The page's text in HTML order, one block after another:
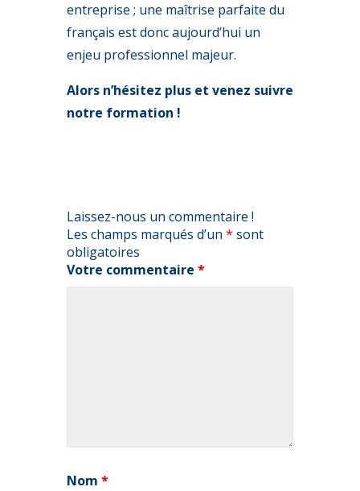
entreprise ; une maîtrise parfaite du
français est donc aujourd’hui un
enjeu professionnel majeur.
Alors n’hésitez plus et venez suivre
notre formation !
Laissez-nous un commentaire !
Les champs marqués d’un * sont
obligatoires
Votre commentaire *
Nom *